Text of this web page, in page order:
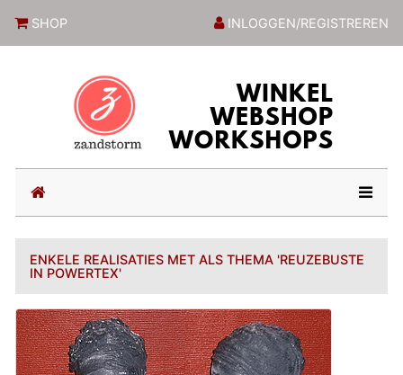
SHOP INLOGGEN/REGISTREREN
(current)
ENKELE REALISATIES MET ALS THEMA 'REUZEBUSTE
IN POWERTEX'